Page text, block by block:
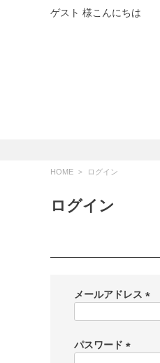
ゲスト 様こんにちは
HOME ログイン
ログイン
メールアドレス
)
パスワード